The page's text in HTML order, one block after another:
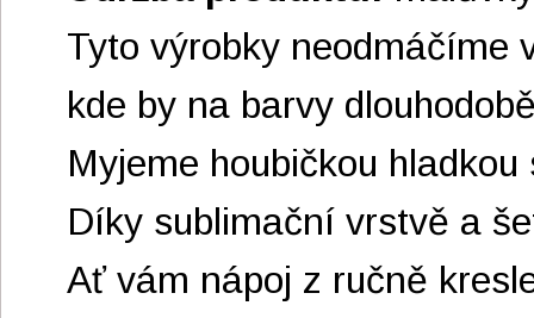
Tyto výrobky neodmáčíme
kde by na barvy
Myjeme houbičkou
Díky sublimační vrstvě a
Ať vám nápoj z ručně